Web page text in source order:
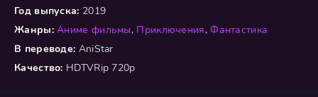
Год выпуска: 2019
Жанры: Аниме фильмы, Приключения,Фантастика
В переводе: AniStar
Качество: HDTVRip 720p